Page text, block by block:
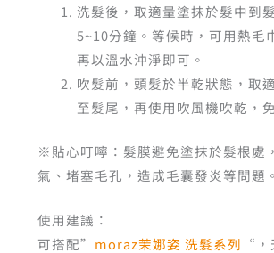
洗髮後，取適量塗抹於髮中到
5~10分鐘。等候時，可用熱毛
再以溫水沖淨即可。
吹髮前，頭髮於半乾狀態，取
至髮尾，再使用吹風機吹乾，
※貼心叮嚀：髮膜避免塗抹於髮根處
氣、堵塞毛孔，造成毛囊發炎等問題。
使用建議：
可搭配” moraz茉娜姿 洗髮系列 “